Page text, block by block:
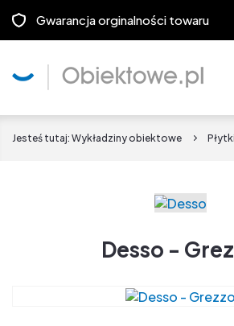
Gwarancja orginalności towaru
Jesteś tutaj: Wykładziny obiektowe
Desso -